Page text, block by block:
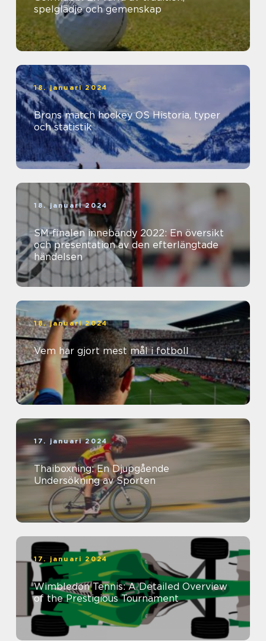
spelglädje och gemenskap
18. januari 2024
Brons match hockey OS Historia, typer
och statistik
18. januari 2024
SM-finalen innebandy 2022: En översikt
och presentation av den efterlängtade
händelsen
18. januari 2024
Vem har gjort mest mål i fotboll
17. januari 2024
Thaiboxning: En Djupgående
Undersökning av Sporten
17. januari 2024
Wimbledon Tennis: A Detailed Overview
of the Prestigious Tournament